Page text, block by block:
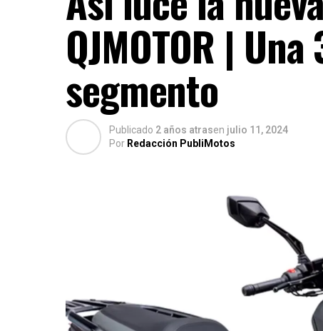
QJMOTOR |
segmento
Publicado 2 años atrasen julio 11, 2024
Por Redacción PubliMotos